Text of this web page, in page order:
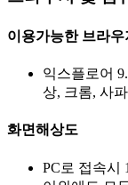
이용가능한 브라우
익스플로어
상, 크롬, 사파
화면해상도
PC로 접속시